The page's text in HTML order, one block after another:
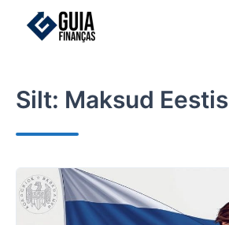
Silt: Maksud Eestis